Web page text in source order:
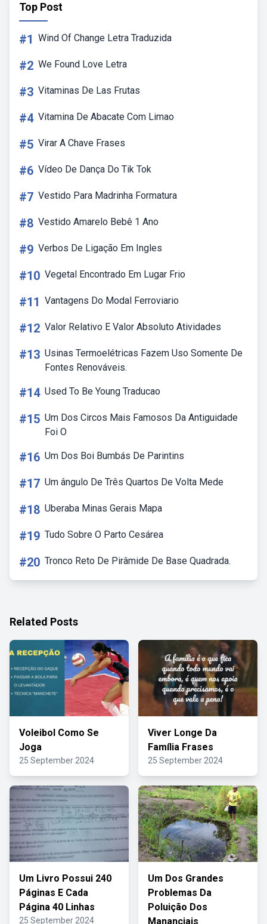
Top Post
#1 Wind Of Change Letra Traduzida
#2 We Found Love Letra
#3 Vitaminas De Las Frutas
#4 Vitamina De Abacate Com Limao
#5 Virar A Chave Frases
#6 Vídeo De Dança Do Tik Tok
#7 Vestido Para Madrinha Formatura
#8 Vestido Amarelo Bebê 1 Ano
#9 Verbos De Ligação Em Ingles
#10 Vegetal Encontrado Em Lugar Frio
#11 Vantagens Do Modal Ferroviario
#12 Valor Relativo E Valor Absoluto Atividades
#13 Usinas Termoelétricas Fazem Uso Somente De
Fontes Renováveis.
#14 Used To Be Young Traducao
#15 Um Dos Circos Mais Famosos Da Antiguidade
Foi O
#16 Um Dos Boi Bumbás De Parintins
#17 Um ângulo De Três Quartos De Volta Mede
#18 Uberaba Minas Gerais Mapa
#19 Tudo Sobre O Parto Cesárea
#20 Tronco Reto De Pirâmide De Base Quadrada.
Related Posts
Voleibol Como Se
Joga
25 September 2024
Viver Longe Da
Família Frases
25 September 2024
Um Livro Possui 240
Páginas E Cada
Página 40 Linhas
25 September 2024
Um Dos Grandes
Problemas Da
Poluição Dos
Mananciais